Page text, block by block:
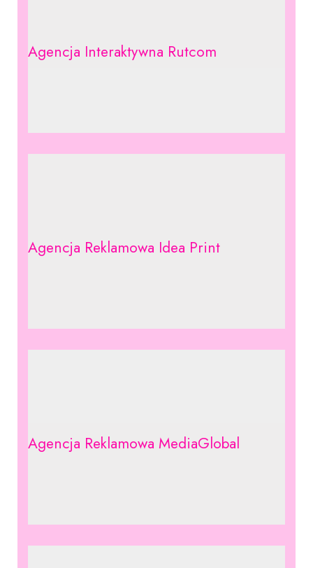
Agencja Interaktywna Rutcom
Agencja Reklamowa Idea Print
Agencja Reklamowa MediaGlobal